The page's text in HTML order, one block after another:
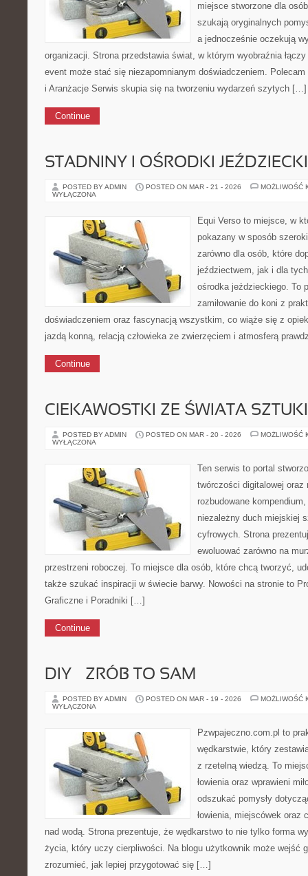
miejsce stworzone dla
szukają oryginalnych
a jednocześnie oczekują
organizacji. Strona przedstawia świat, w którym wyobraźnia
event może stać się niezapomnianym doświadczeniem.
i Aranżacje Serwis skupia się na tworzeniu wydarzeń szytych […]
Continue
STADNINY I OŚRODKI
POSTED BY ADMIN POSTED ON MAR - 21 - 2026
MOŻLIWOŚĆ
WYŁĄCZONA
Equi Verso to miejsce, w
pokazany w sposób
zarówno dla osób, które
jeździectwem, jak i dla
ośrodka jeździeckiego. To
zamiłowanie do koni z
doświadczeniem oraz fascynacją wszystkim, co wiąże się z
jazdą konną, relacją człowieka ze zwierzęciem i atmosferą
Continue
CIEKAWOSTKI ZE ŚWIATA
POSTED BY ADMIN POSTED ON MAR - 20 - 2026
MOŻLIWOŚĆ
WYŁĄCZONA
Ten serwis to portal
twórczości digitalowej oraz
rozbudowane
niezależny duch miejskiej
cyfrowych. Strona
ewoluować zarówno na
przestrzeni roboczej. To miejsce dla osób, które chcą tworzyć,
także szukać inspiracji w świecie barwy. Nowości na stronie to
Graficzne i Poradniki […]
Continue
DIY – ZRÓB TO SAM
POSTED BY ADMIN POSTED ON MAR - 19 - 2026
MOŻLIWOŚĆ
WYŁĄCZONA
Pzwpajeczno.com.pl to
wędkarstwie, który
z rzetelną wiedzą. To
łowienia oraz wprawieni
odszukać pomysły
łowienia, miejscówek oraz
nad wodą. Strona prezentuje, że wędkarstwo to nie tylko forma
życia, który uczy cierpliwości. Na blogu użytkownik może wejść
zrozumieć, jak lepiej przygotować się […]